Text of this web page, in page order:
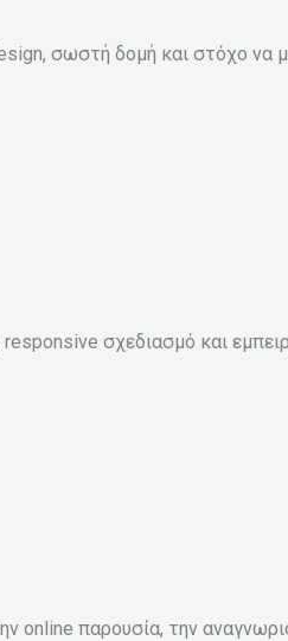
σωστή δομή και στόχο να
σχεδιασμό και
online παρουσία, την